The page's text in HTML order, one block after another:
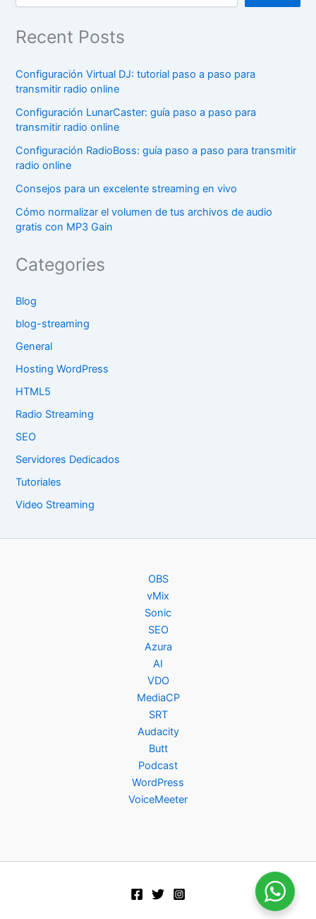
Recent Posts
Configuración Virtual DJ: tutorial paso a paso para
transmitir radio online
Configuración LunarCaster: guía paso a paso para
transmitir radio online
Configuración RadioBoss: guía paso a paso para transmitir
radio online
Consejos para un excelente streaming en vivo
Cómo normalizar el volumen de tus archivos de audio
gratis con MP3 Gain
Categories
Blog
blog-streaming
General
Hosting WordPress
HTML5
Radio Streaming
SEO
Servidores Dedicados
Tutoriales
Video Streaming
OBS
vMix
Sonic
SEO
Azura
AI
VDO
MediaCP
SRT
Audacity
Butt
Podcast
WordPress
VoiceMeeter